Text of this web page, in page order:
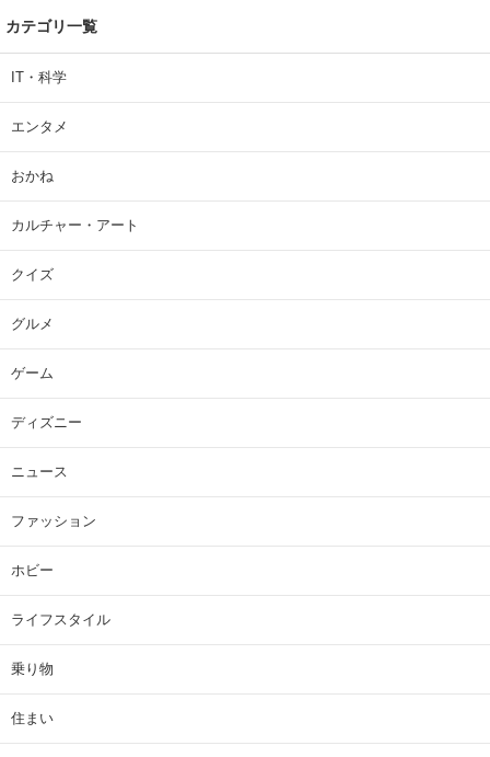
カテゴリ一覧
IT・科学
エンタメ
おかね
カルチャー・アート
クイズ
グルメ
ゲーム
ディズニー
ニュース
ファッション
ホビー
ライフスタイル
乗り物
住まい